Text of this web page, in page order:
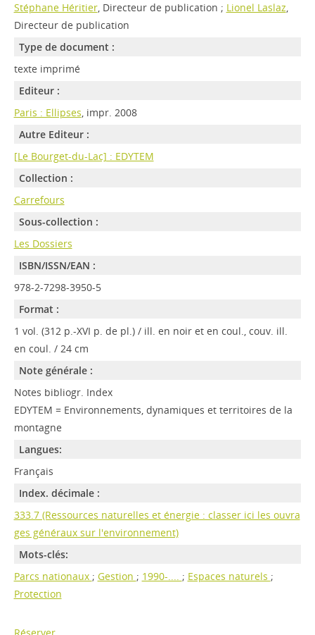
Stéphane Héritier, Directeur de publication ; Lionel Laslaz,
Directeur de publication
Type de document :
texte imprimé
Editeur :
Paris : Ellipses, impr. 2008
Autre Editeur :
[Le Bourget-du-Lac] : EDYTEM
Collection :
Carrefours
Sous-collection :
Les Dossiers
ISBN/ISSN/EAN :
978-2-7298-3950-5
Format :
1 vol. (312 p.-XVI p. de pl.) / ill. en noir et en coul., couv. ill.
en coul. / 24 cm
Note générale :
Notes bibliogr. Index
EDYTEM = Environnements, dynamiques et territoires de la
montagne
Langues:
Français
Index. décimale :
333.7 (Ressources naturelles et énergie : classer ici les ouvra
ges généraux sur l'environnement)
Mots-clés:
Parcs nationaux ; Gestion ; 1990-.... ; Espaces naturels ;
Protection